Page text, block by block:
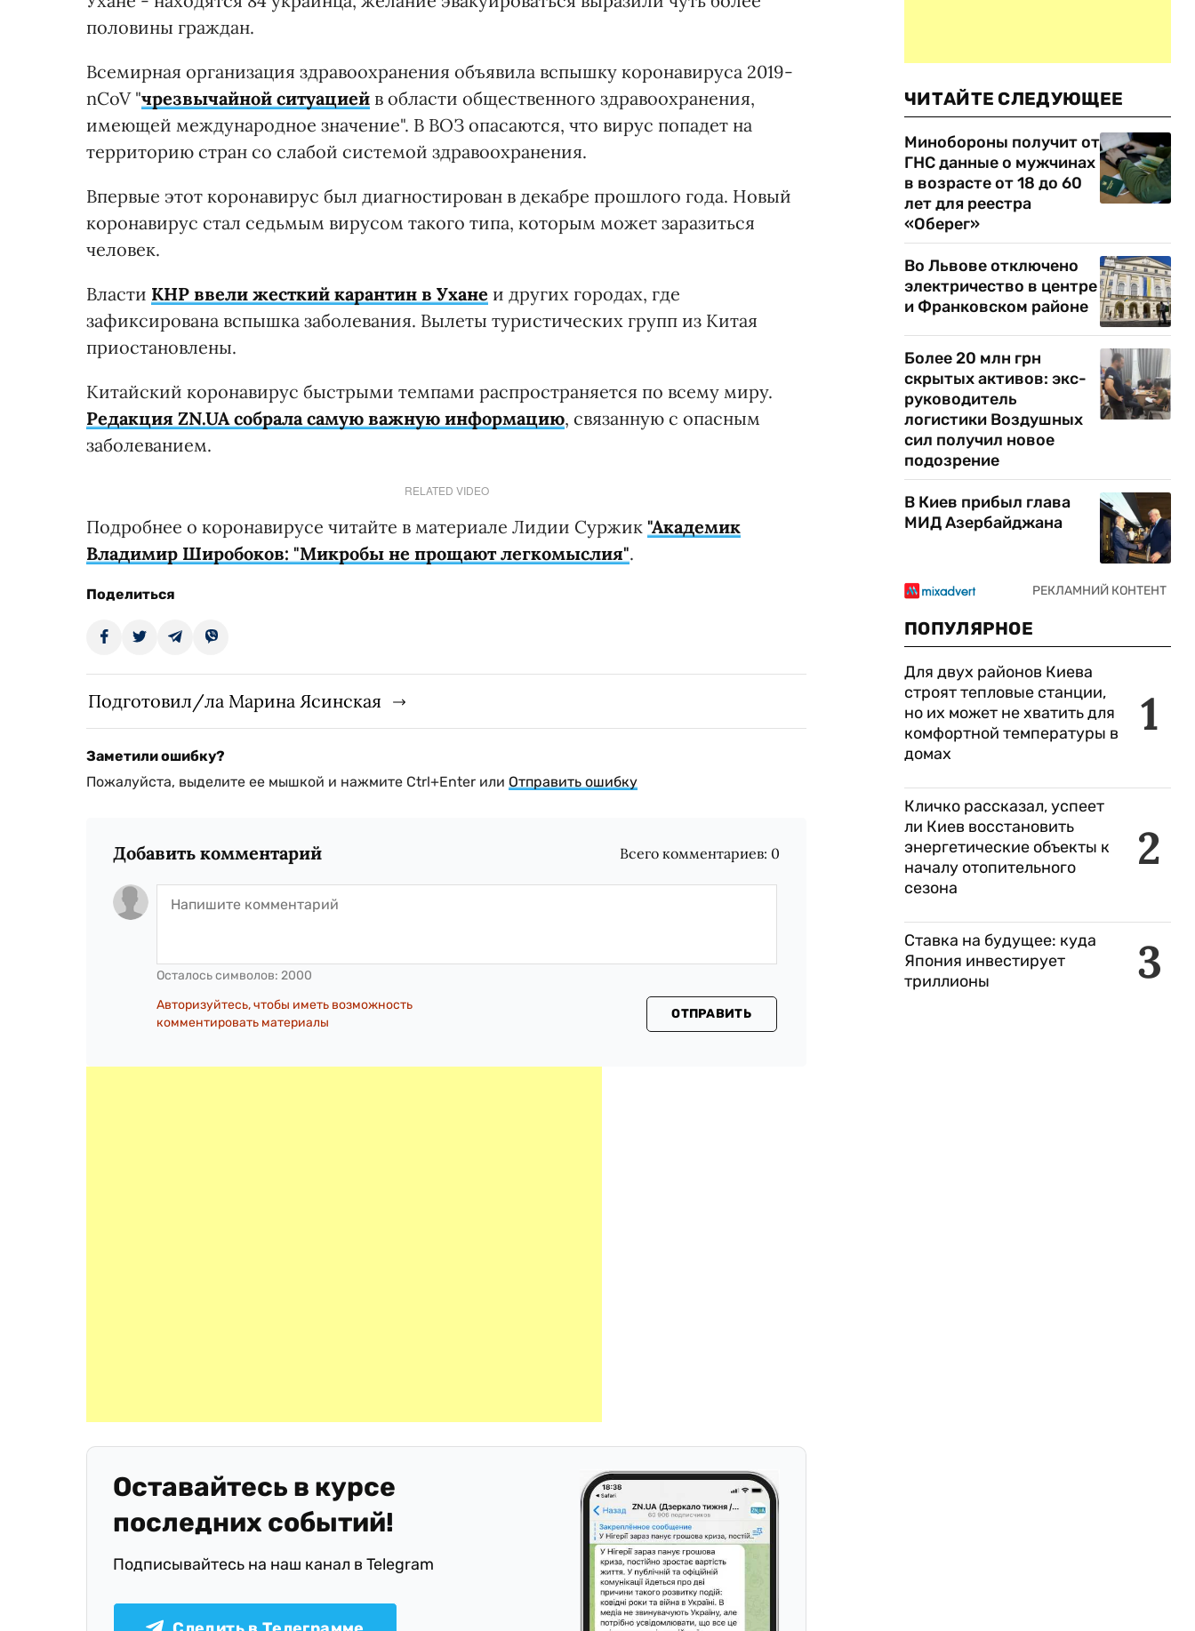
половины граждан.
Всемирная организация здравоохранения объявила вспышку коронавируса 2019-
nCoV "чрезвычайной ситуацией в области общественного здравоохранения,
имеющей международное значение". В ВОЗ опасаются, что вирус попадет на
территорию стран со слабой системой здравоохранения.
Впервые этот коронавирус был диагностирован в декабре прошлого года. Новый
коронавирус стал седьмым вирусом такого типа, которым может заразиться
человек.
Власти КНР ввели жесткий карантин в Ухане и других городах, где
зафиксирована вспышка заболевания. Вылеты туристических групп из Китая
приостановлены.
Китайский коронавирус быстрыми темпами распространяется по всему миру.
Редакция ZN.UA собрала самую важную информацию, связанную с опасным
заболеванием.
RELATED VIDEO
Подробнее о коронавирусе читайте в материале Лидии Суржик "Академик
Владимир Широбоков: "Микробы не прощают легкомыслия".
Поделиться
Подготовил/ла Марина Ясинская
Заметили ошибку?
Пожалуйста, выделите ее мышкой и нажмите Ctrl+Enter или Отправить ошибку
Добавить комментарий Всего комментариев: 0
Осталось символов: 2000
Авторизуйтесь, чтобы иметь возможность
комментировать материалы
ОТПРАВИТЬ
Оставайтесь в курсе
последних событий!
Подписывайтесь на наш канал в Telegram
ЧИТАЙТЕ СЛЕДУЮЩЕЕ
Минобороны получит от
ГНС данные о мужчинах
в возрасте от 18 до 60
лет для реестра
«Оберег»
Во Львове отключено
электричество в центре
и Франковском районе
Более 20 млн грн
скрытых активов: экс-
руководитель
логистики Воздушных
сил получил новое
подозрение
В Киев прибыл глава
МИД Азербайджана
ПОПУЛЯРНОЕ
1
Для двух районов Киева
строят тепловые станции,
но их может не хватить для
комфортной температуры в
домах
2
Кличко рассказал, успеет
ли Киев восстановить
энергетические объекты к
началу отопительного
сезона
3
Ставка на будущее: куда
Япония инвестирует
триллионы